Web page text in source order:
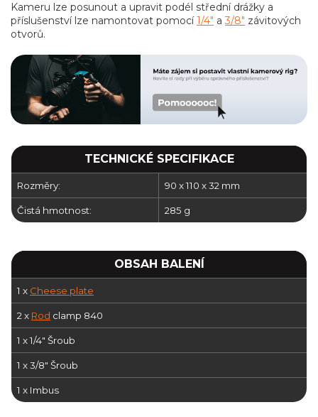
Kameru lze posunout a upravit podél střední drážky a
příslušenství lze namontovat pomocí1/4" a3/8" závitových
otvorů.
TECHNICKÉ SPECIFIKACE
Rozměry: 90 x 110 x 32 mm
Čistá hmotnost: 285 g
OBSAH BALENÍ
1 x Cheese plate
2 x Rod clamp 840
1 x 1/4" Šroub
1 x 3/8" Šroub
1 x Imbus